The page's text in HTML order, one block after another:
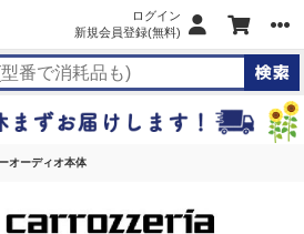
ログイン
新規会員登録(無料)
オーディオ本体